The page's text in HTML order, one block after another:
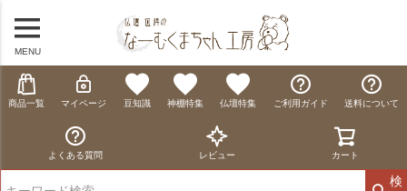
MENU
商品一覧 マイページ 豆知識 神棚特集 仏壇特集 ご利用ガイド 送料について
よくある質問 レビュー カート
検